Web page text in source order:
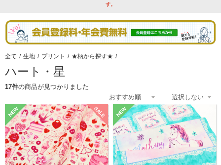
す。
全て / 生地 / プリント / ★柄から探す★ /
ハート・星
17件の商品が見つかりました
SALE
NEW NEW